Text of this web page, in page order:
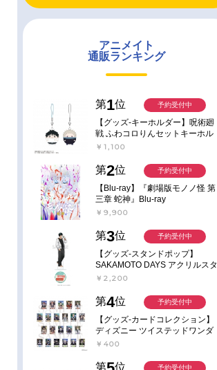
アニメイト
通販ランキング
第1位
【グッズ-キーホルダー】呪術廻
戦 ふわコロりんセットキーホル
ダー【アニメイト特典付】
￥1,100
予約受付中
第2位
【Blu-ray】『劇場版モノノ怪 第
三章 蛇神』Blu-ray
￥9,900
予約受付中
第3位
【グッズ-スタンドポップ】
SAKAMOTO DAYS アクリルスタ
ンド～Sunny Afternoon～ 4.南雲
￥2,200
予約受付中
第4位
【グッズ-カードコレクション】
ディズニー ツイステッドワンダ
ーランド ランダムカードコレク
￥400
予約受付中
第 位 予約受付中